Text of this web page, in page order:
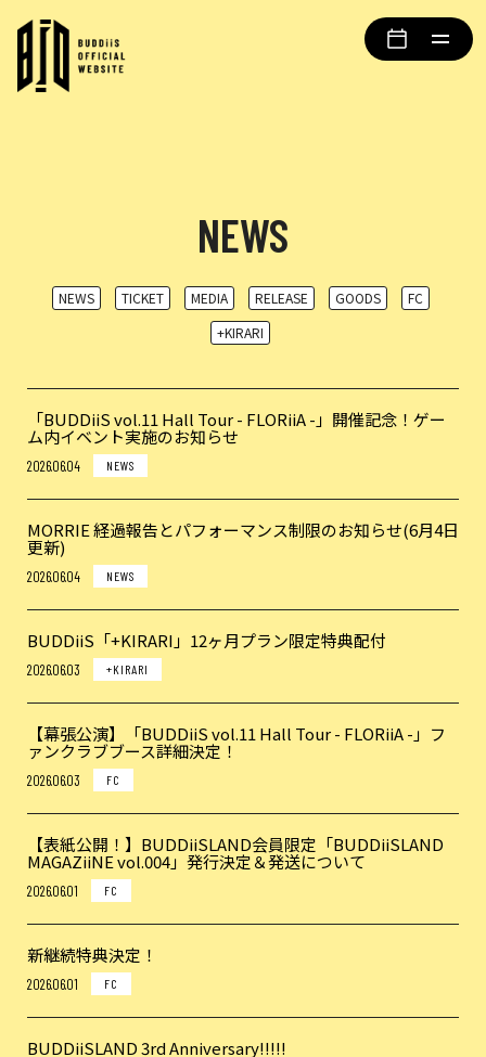
NEWS
NEWS TICKET MEDIA RELEASE GOODS
FC
+KIRARI
「BUDDiiS vol.11 Hall Tour - FLORiiA -」開催記念！ゲー
ム内イベント実施のお知らせ
2026.06.04 NEWS
MORRIE 経過報告とパフォーマンス制限のお知らせ(6月4日
更新)
2026.06.04 NEWS
BUDDiiS「+KIRARI」12ヶ月プラン限定特典配付
2026.06.03 +KIRARI
【幕張公演】「BUDDiiS vol.11 Hall Tour - FLORiiA -」フ
ァンクラブブース詳細決定！
2026.06.03 FC
【表紙公開！】BUDDiiSLAND会員限定「BUDDiiSLAND
MAGAZiiNE vol.004」発行決定＆発送について
2026.06.01 FC
新継続特典決定！
2026.06.01 FC
BUDDiiSLAND 3rd Anniversary!!!!!